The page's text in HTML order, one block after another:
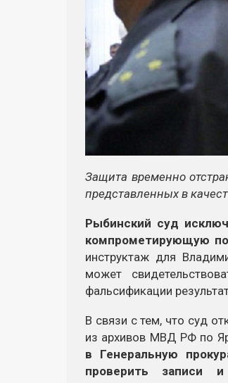
Защита временно
представленных в
Рыбинский суд
компрометирующую
инструктаж для
может
фальсификации
В связи с тем, что суд
из архивов МВД РФ по
в Генеральную
проверить записи